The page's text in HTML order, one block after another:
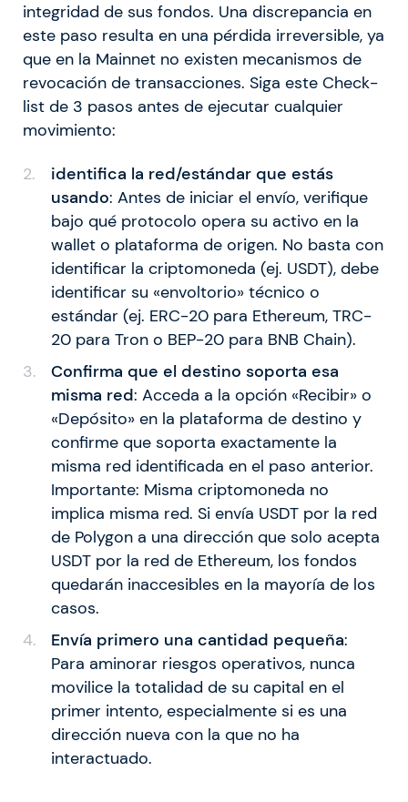
integridad de sus fondos. Una discrepancia en
este paso resulta en una pérdida irreversible, ya
que en la Mainnet no existen mecanismos de
revocación de transacciones. Siga este Check-
list de 3 pasos antes de ejecutar cualquier
movimiento:
identifica la red/estándar que estás
usando: Antes de iniciar el envío, verifique
bajo qué protocolo opera su activo en la
wallet o plataforma de origen. No basta con
identificar la criptomoneda (ej. USDT), debe
identificar su «envoltorio» técnico o
estándar (ej. ERC-20 para Ethereum, TRC-
20 para Tron o BEP-20 para BNB Chain).
Confirma que el destino soporta esa
misma red: Acceda a la opción «Recibir» o
«Depósito» en la plataforma de destino y
confirme que soporta exactamente la
misma red identificada en el paso anterior.
Importante: Misma criptomoneda no
implica misma red. Si envía USDT por la red
de Polygon a una dirección que solo acepta
USDT por la red de Ethereum, los fondos
quedarán inaccesibles en la mayoría de los
casos.
Envía primero una cantidad pequeña:
Para aminorar riesgos operativos, nunca
movilice la totalidad de su capital en el
primer intento, especialmente si es una
dirección nueva con la que no ha
interactuado.